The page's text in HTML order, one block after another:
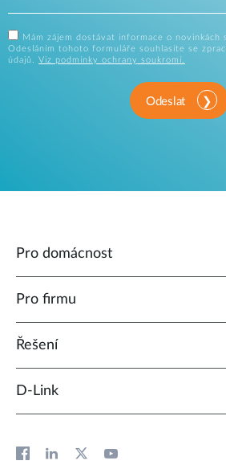
Mám zájem dostávat informace o novinkách
Odesláním tohoto formuláře souhlasíte se
údajů. Viz podmínky ochrany soukromí.
Odeslat
Pro domácnost
Pro firmu
Řešení
D‑Link